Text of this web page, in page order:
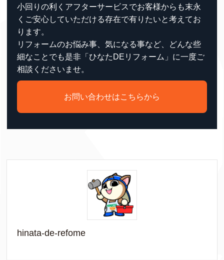
小回りの利くアフターサービスでお客様からも末永
くご安心していただける存在で有りたいと考えてお
ります。
リフォームのお悩み事、気になる事など、どんな些
細なことでも是非「ひなたDEリフォーム」に一度ご
相談くださいませ。
お問い合わせはこちらから
hinata-de-refome